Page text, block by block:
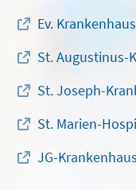
Ev.
St. Augustinus-
St. Joseph-
St. Marien-
JG-